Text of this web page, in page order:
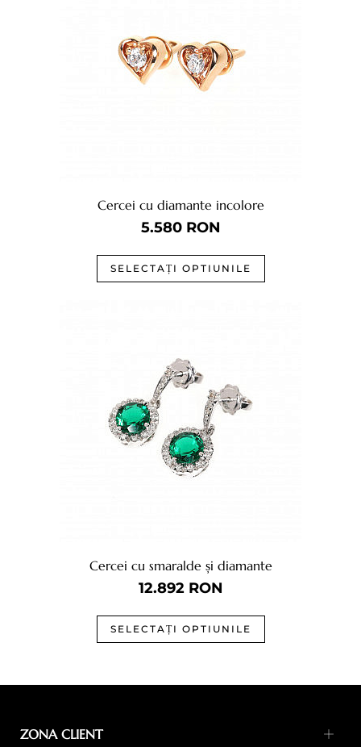
Cercei cu diamante incolore
5.580RON
SELECTAȚI OPTIUNILE
Cercei cu smaralde și diamante
12.892RON
SELECTAȚI OPTIUNILE
ZONA CLIENT